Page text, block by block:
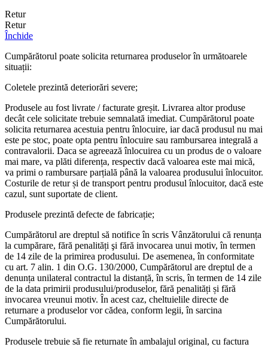
Retur
Retur
Închide
Cumpărătorul poate solicita returnarea produselor în următoarele
situații:
Coletele prezintă deteriorări severe;
Produsele au fost livrate / facturate greșit. Livrarea altor produse
decât cele solicitate trebuie semnalată imediat. Cumpărătorul poate
solicita returnarea acestuia pentru înlocuire, iar dacă produsul nu mai
este pe stoc, poate opta pentru înlocuire sau rambursarea integrală a
contravalorii. Daca se agreează înlocuirea cu un produs de o valoare
mai mare, va plăti diferența, respectiv dacă valoarea este mai mică,
va primi o rambursare parțială până la valoarea produsului înlocuitor.
Costurile de retur și de transport pentru produsul înlocuitor, dacă este
cazul, sunt suportate de client.
Produsele prezintă defecte de fabricație;
Cumpărătorul are dreptul să notifice în scris Vânzătorului că renunța
la cumpărare, fără penalități şi fără invocarea unui motiv, în termen
de 14 zile de la primirea produsului. De asemenea, în conformitate
cu art. 7 alin. 1 din O.G. 130/2000, Cumpărătorul are dreptul de a
denunța unilateral contractul la distanță, în scris, în termen de 14 zile
de la data primirii produsului/produselor, fără penalități și fără
invocarea vreunui motiv. În acest caz, cheltuielile directe de
returnare a produselor vor cădea, conform legii, în sarcina
Cumpărătorului.
Produsele trebuie să fie returnate în ambalajul original, cu factura